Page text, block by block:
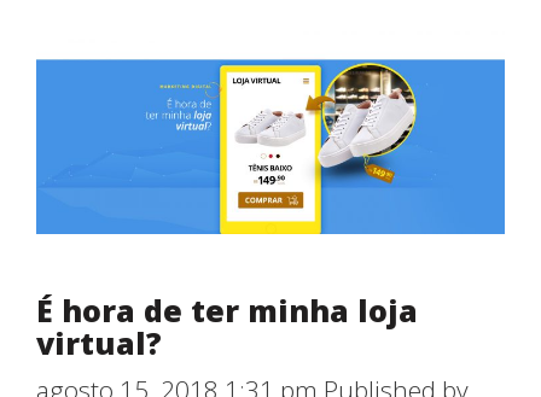
É hora de ter minha loja
virtual?
agosto 15, 2018 1:31 pm Published by